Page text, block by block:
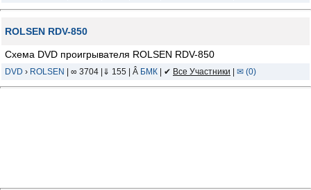
ROLSEN RDV-850
Схема DVD проигрывателя ROLSEN RDV-850
DVD › ROLSEN | ∞ 3704 |⇓ 155 | Â БМК | ✔ Все Участники ✉ (0)